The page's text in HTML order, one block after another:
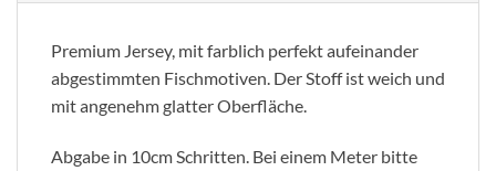
Premium Jersey, mit farblich perfekt aufeinander
abgestimmten Fischmotiven. Der Stoff ist weich und
mit angenehm glatter Oberfläche.
Abgabe in 10cm Schritten. Bei einem Meter bitte